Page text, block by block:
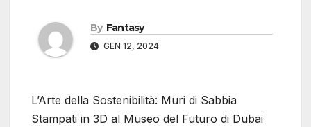
By Fantasy
GEN 12, 2024
L’Arte della Sostenibilità: Muri di Sabbia
Stampati in 3D al Museo del Futuro di Dubai